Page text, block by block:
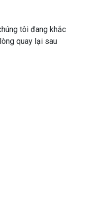
tôi đang khắc
quay lại sau